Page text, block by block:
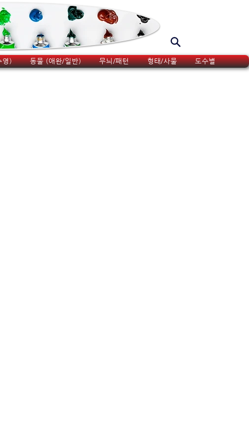
영) 동물 (애완/일반) 무늬/패턴 형태/사물 도수별